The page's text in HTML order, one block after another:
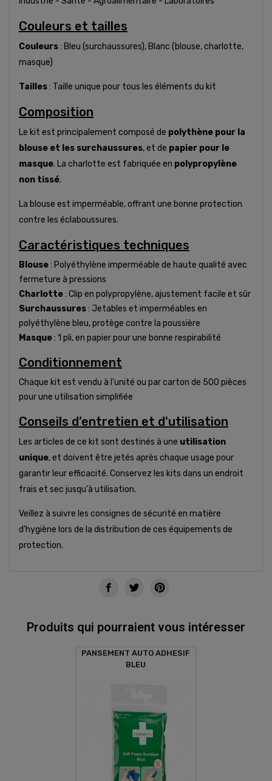
Couleurs et tailles
Couleurs: Bleu (surchaussures), Blanc (blouse, charlotte,
masque)
Tailles: Taille unique pour tous les éléments du kit
Composition
Le kit est principalement composé de polythène pour la
blouse et les surchaussures, et de papier pour le
masque. La charlotte est fabriquée en polypropylène
non tissé.
La blouse est imperméable, offrant une bonne protection
contre les éclaboussures.
Caractéristiques techniques
Blouse: Polyéthylène imperméable de haute qualité avec
fermeture à pressions
Charlotte: Clip en polypropylène, ajustement facile et sûr
Surchaussures: Jetables et imperméables en
polyéthylène bleu, protège contre la poussière
Masque: 1 pli, en papier pour une bonne respirabilité
Conditionnement
Chaque kit est vendu à l’unité ou par carton de 500 pièces
pour une utilisation simplifiée
Conseils d’entretien et d'utilisation
Les articles de ce kit sont destinés à une utilisation
unique, et doivent être jetés après chaque usage pour
garantir leur efficacité. Conservez les kits dans un endroit
frais et sec jusqu'à utilisation.
Veillez à suivre les consignes de sécurité en matière
d’hygiène lors de la distribution de ces équipements de
protection.
Produits qui pourraient vous intéresser
PANSEMENT AUTO ADHESIF
BLEU